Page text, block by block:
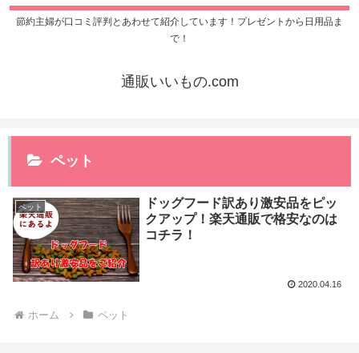
節約主婦が口コミ評判とあわせて紹介しています！プレゼントから日用品ま
で！
通販いいもの.com
ペット
ペット
ドッグフード訳あり激安品をピッ
クアップ！楽天通販で格安なのは
コチラ！
2020.04.16
ホーム ペット